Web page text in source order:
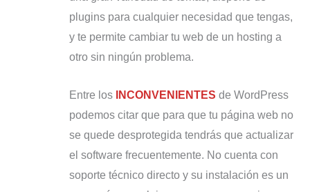
plugins para cualquier necesidad que tengas,
y te permite cambiar tu web de un hosting a
otro sin ningún problema.
Entre los INCONVENIENTES de WordPress
podemos citar que para que tu página web no
se quede desprotegida tendrás que actualizar
el software frecuentemente. No cuenta con
soporte técnico directo y su instalación es un